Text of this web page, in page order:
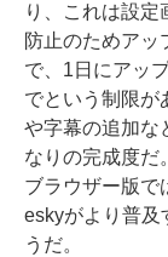
り、これは設定
防止のためアッ
で、1日にアッ
でという制限が
や字幕の追加な
なりの完成度だ
ブラウザー版で
eskyがより普及
うだ。